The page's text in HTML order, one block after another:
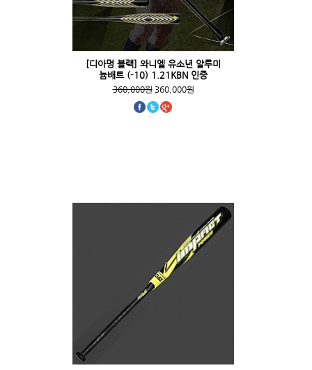
[디아멍 블랙] 와니엘 유소년 알루미
늄배트 (-10) 1.21KBN 인증
360,000원360,000원